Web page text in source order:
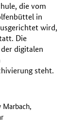
die vom
in
wird,
Die
digitalen
steht.
Marbach,